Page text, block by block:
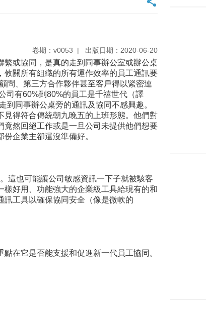
卷期：v0053 出版日期：2020-06-20
或協同，是真的走到同事辦公室或辦公桌
關所有組織的所有運作效率的員工通訊要
問、第三方合作夥伴甚至客戶得以緊密連
司有60%到80%的員工是千禧世代（譯
同事辦公桌旁的通訊及協同不感興趣。
得符合傳統朝九晚五的上班形態。他們對
然回絕工作或是一旦公司未提供他們想要
企業主卻還沒準備好。
這也可能讓公司敏感資訊一下子就被駭客
好用、功能強大的企業級工具給現有的和
工具以確保協同安全（像是微軟的
在它是否能支援和促進新一代員工協同。